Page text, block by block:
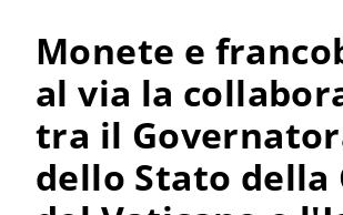
Monete e
al via la
tra il
dello Stato della